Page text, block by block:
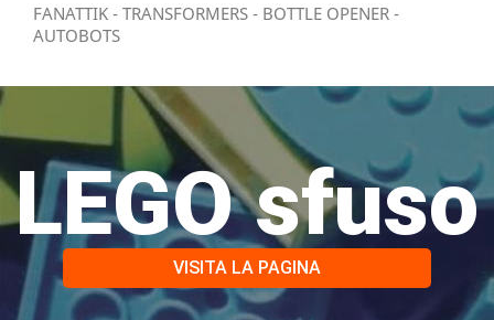
FANATTIK - TRANSFORMERS - BOTTLE OPENER -
AUTOBOTS
LEGO sfuso
VISITA LA PAGINA